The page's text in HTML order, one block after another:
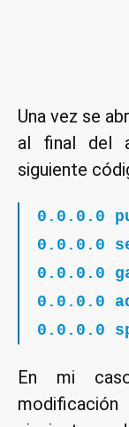
Una vez se
al final del
siguiente
0.0.0.0
0.0.0.0
0.0.0.0
0.0.0.0
0.0.0.0
En mi